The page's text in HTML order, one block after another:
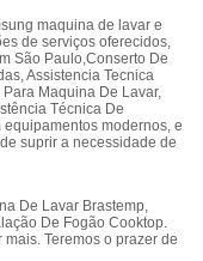
maquina de lavar e
de serviços oferecidos,
São Paulo,Conserto De
Assistencia Tecnica
Maquina De Lavar,
Técnica De
modernos, e
suprir a necessidade de
De Lavar Brastemp,
De Fogão Cooktop.
Teremos o prazer de